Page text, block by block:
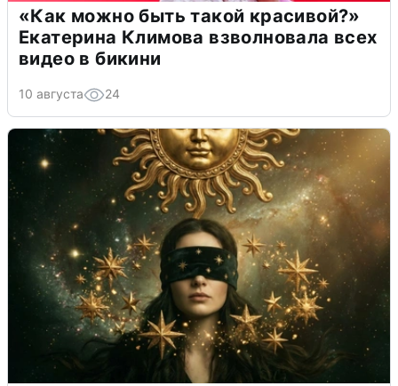
«Как можно быть такой красивой?»
Екатерина Климова взволновала всех
видео в бикини
10 августа 24